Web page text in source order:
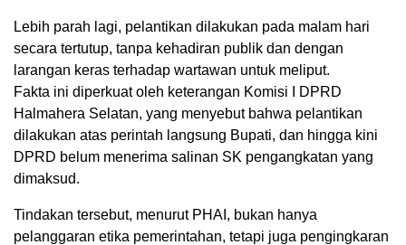
Lebih parah lagi, pelantikan dilakukan pada malam hari
secara tertutup, tanpa kehadiran publik dan dengan
larangan keras terhadap wartawan untuk meliput.
Fakta ini diperkuat oleh keterangan Komisi I DPRD
Halmahera Selatan, yang menyebut bahwa pelantikan
dilakukan atas perintah langsung Bupati, dan hingga kini
DPRD belum menerima salinan SK pengangkatan yang
dimaksud.
Tindakan tersebut, menurut PHAI, bukan hanya
pelanggaran etika pemerintahan, tetapi juga pengingkaran